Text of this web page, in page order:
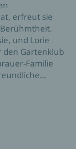
erfreut sie
und Lorie
den Gartenklub
Familie
Als Otto
neuen Fall.
viele
die